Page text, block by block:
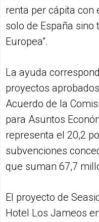
renta per cápita con
solo de España sino
Europea”.
La ayuda
proyectos
Acuerdo de la
para Asuntos
representa el 20,2
subvenciones
que suman 67,7
El proyecto de
Hotel Los Jameos